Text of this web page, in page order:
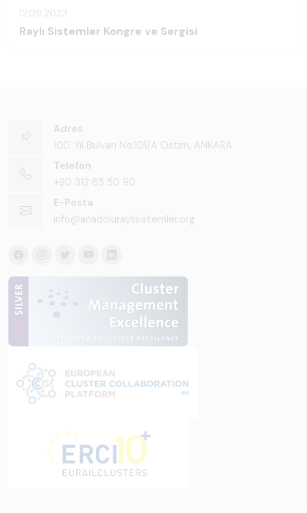
12.09.2023
Raylı Sistemler Kongre ve Sergisi
Adres
100. Yıl Bulvarı No:101/A Ostim, ANKARA
Telefon
+90 312 85 50 90
E-Posta
info@anadoluraylisistemler.org